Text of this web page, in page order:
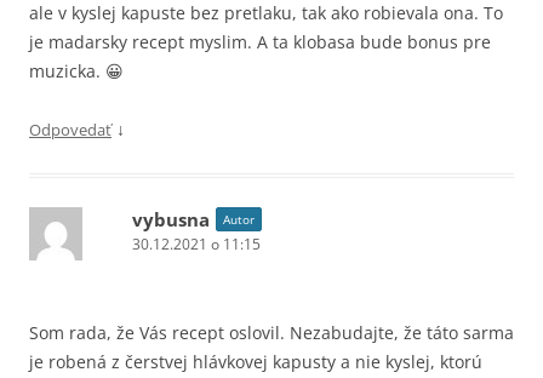
ale v kyslej kapuste bez pretlaku, tak ako robievala ona. To
je madarsky recept myslim. A ta klobasa bude bonus pre
muzicka. 😀
Odpovedať ↓
vybusna Autor
30.12.2021 o 11:15
Som rada, že Vás recept oslovil. Nezabudajte, že táto sarma
je robená z čerstvej hlávkovej kapusty a nie kyslej, ktorú